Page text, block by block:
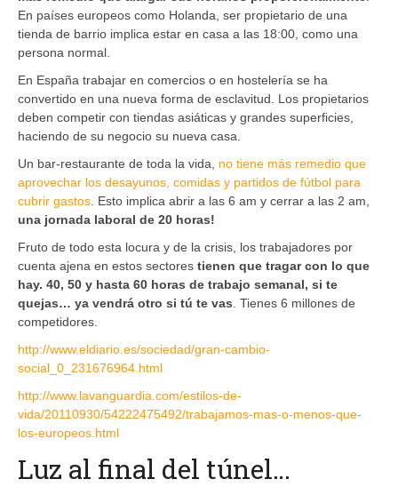
En países europeos como Holanda, ser propietario de una
tienda de barrio implica estar en casa a las 18:00, como una
persona normal.
En España trabajar en comercios o en hostelería se ha
convertido en una nueva forma de esclavitud. Los propietarios
deben competir con tiendas asiáticas y grandes superficies,
haciendo de su negocio su nueva casa.
Un bar-restaurante de toda la vida, no tiene más remedio que
aprovechar los desayunos, comidas y partidos de fútbol para
cubrir gastos . Esto implica abrir a las 6 am y cerrar a las 2 am,
una jornada laboral de 20 horas!
Fruto de todo esta locura y de la crisis, los trabajadores por
cuenta ajena en estos sectores tienen que tragar con lo que
hay. 40, 50 y hasta 60 horas de trabajo semanal, si te
quejas… ya vendrá otro si tú te vas . Tienes 6 millones de
competidores.
http://www.eldiario.es/sociedad/gran-cambio-
social_0_231676964.html
http://www.lavanguardia.com/estilos-de-
vida/20110930/54222475492/trabajamos-mas-o-menos-que-
los-europeos.html
Luz al final del túnel…